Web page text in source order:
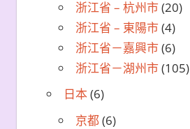
浙江省 – 杭州市(20)
浙江省 – 東陽市(4)
浙江省－嘉興市(6)
浙江省－湖州市(105)
日本(6)
京都(6)